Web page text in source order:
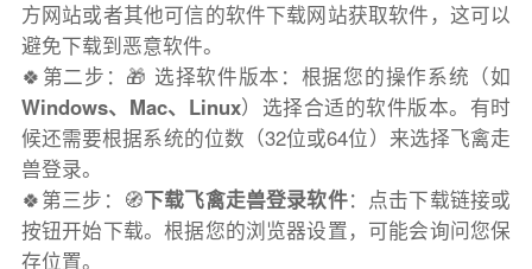
方网站或者其他可信的软件下载网站获取软件，这可以
避免下载到恶意软件。
🍀第二步：🎁 选择软件版本：根据您的操作系统（如
Windows、Mac、Linux）选择合适的软件版本。有时
候还需要根据系统的位数（32位或64位）来选择飞禽走
兽登录。
🍀第三步：🧭下载飞禽走兽登录软件：点击下载链接或
按钮开始下载。根据您的浏览器设置，可能会询问您保
存位置。